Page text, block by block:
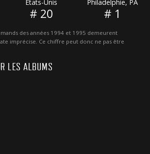
États-Unis
# 20
Philadelphie, PA
# 1
des années 1994 et 1995 demeurent
imprécise. Ce chiffre peut donc ne pas être
LES ALBUMS